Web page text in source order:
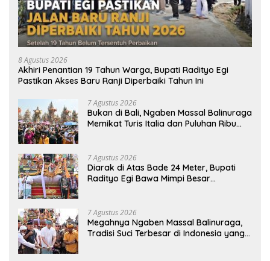
8 Agustus 2026
Akhiri Penantian 19 Tahun Warga, Bupati Radityo Egi
Pastikan Akses Baru Ranji Diperbaiki Tahun Ini
7 Agustus 2026
Bukan di Bali, Ngaben Massal Balinuraga
Memikat Turis Italia dan Puluhan Ribu
7 Agustus 2026
Diarak di Atas Bade 24 Meter, Bupati
Radityo Egi Bawa Mimpi Besar
7 Agustus 2026
Megahnya Ngaben Massal Balinuraga,
Tradisi Suci Terbesar di Indonesia yang